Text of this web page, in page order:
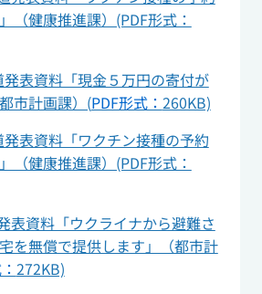
（健康推進課）(PDF形式：
表資料「現金５万円の寄付が
市計画課）(PDF形式： 260KB)
表資料「ワクチン接種の予約
（健康推進課）(PDF形式：
表資料「ウクライナから避難さ
を無償で提供します」（都市計
272KB)